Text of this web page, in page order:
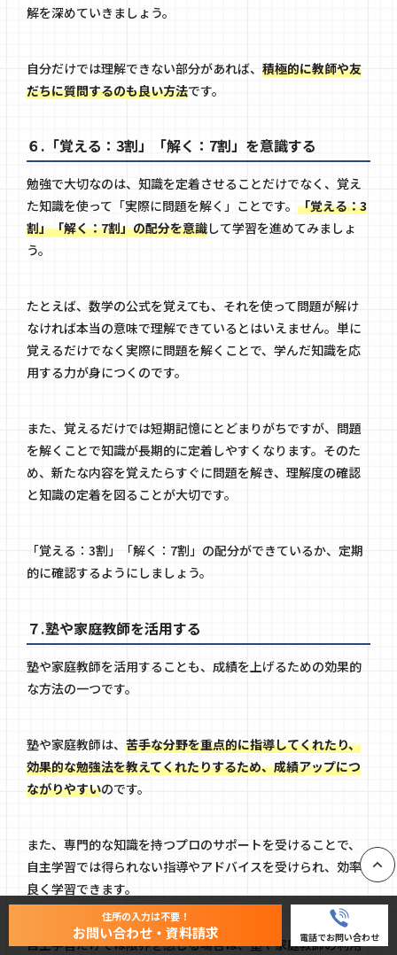
解を深めていきましょう。
自分だけでは理解できない部分があれば、 積極的に教師や友
だちに質問するのも良い方法です。
６.「覚える：3割」「解く：7割」を意識する
勉強で大切なのは、知識を定着させることだけでなく、覚え
た知識を使って「実際に問題を解く」ことです。 「覚える：3
割」「解く：7割」の配分を意識して学習を進めてみましょ
う。
たとえば、数学の公式を覚えても、それを使って問題が解け
なければ本当の意味で理解できているとはいえません。単に
覚えるだけでなく実際に問題を解くことで、学んだ知識を応
用する力が身につくのです。
また、覚えるだけでは短期記憶にとどまりがちですが、問題
を解くことで知識が長期的に定着しやすくなります。そのた
め、新たな内容を覚えたらすぐに問題を解き、理解度の確認
と知識の定着を図ることが大切です。
「覚える：3割」「解く：7割」の配分ができているか、定期
的に確認するようにしましょう。
７.塾や家庭教師を活用する
塾や家庭教師を活用することも、成績を上げるための効果的
な方法の一つです。
塾や家庭教師は、 苦手な分野を重点的に指導してくれたり、
効果的な勉強法を教えてくれたりするため、成績アップにつ
ながりやすいのです。
また、専門的な知識を持つプロのサポートを受けることで、
自主学習では得られない指導やアドバイスを受けられ、効率
良く学習できます。
自主学習だけでは限界を感じる場合は、塾や家庭教師の利用
住所の入力は不要！
お問い合わせ・資料請求 電話でお問い合わせ